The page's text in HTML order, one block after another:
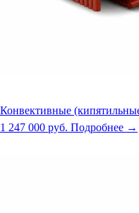
Конвективные
1 247 000 руб. Подробнее →